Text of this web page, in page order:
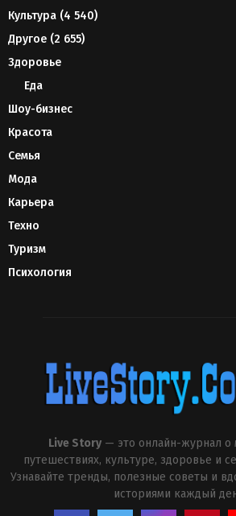
Культура (4 540)
Другое (2 655)
Здоровье
Еда
Шоу-бизнес
Красота
Семья
Мода
Карьера
Техно
Туризм
Психология
Live Story — это онлайн-журнал о
путешествиях, культуре, здоровье и
Узнавайте тренды, полезные советы и
историями каждый